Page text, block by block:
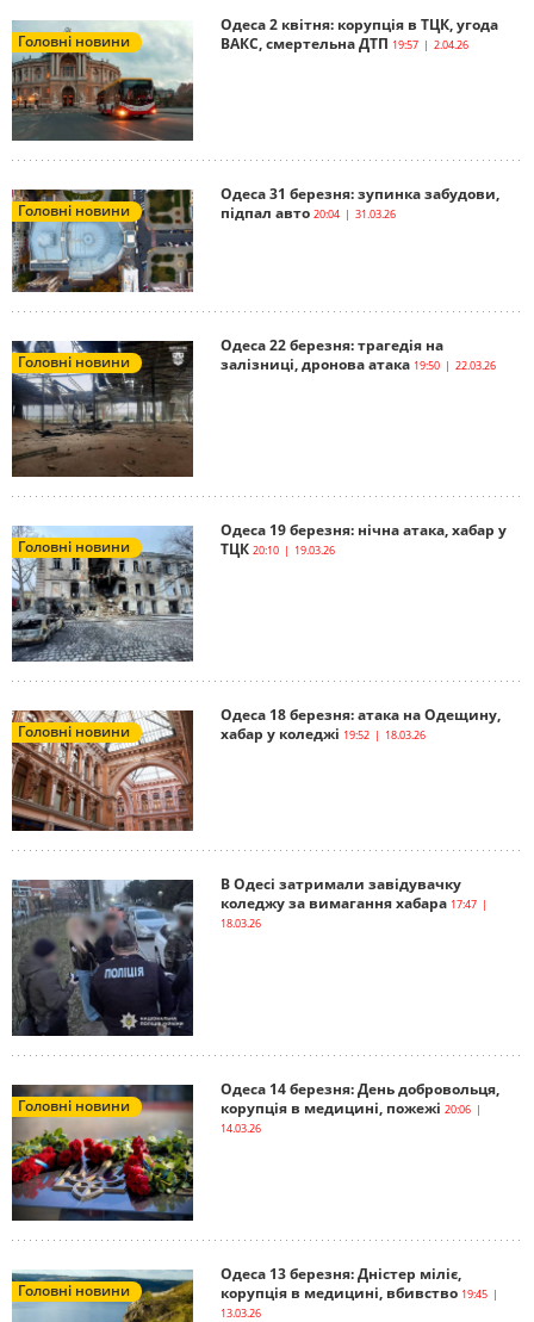
Головні новини
Одеса 2 квітня: корупція в ТЦК, угода
ВАКС, смертельна ДТП 19:57 | 2.04.26
Головні новини
Одеса 31 березня: зупинка забудови,
підпал авто 20:04 | 31.03.26
Головні новини
Одеса 22 березня: трагедія на
залізниці, дронова атака 19:50 | 22.03.26
Головні новини
Одеса 19 березня: нічна атака, хабар у
ТЦК 20:10 | 19.03.26
Головні новини
Одеса 18 березня: атака на Одещину,
хабар у коледжі 19:52 | 18.03.26
В Одесі затримали завідувачку
коледжу за вимагання хабара 17:47 |
18.03.26
Головні новини
Одеса 14 березня: День добровольця,
корупція в медицині, пожежі 20:06 |
14.03.26
Головні новини
Одеса 13 березня: Дністер міліє,
корупція в медицині, вбивство 19:45 |
13.03.26